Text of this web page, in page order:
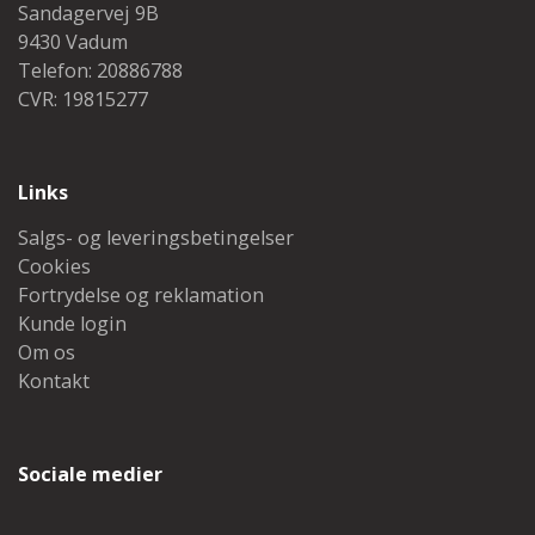
Sandagervej 9B
9430 Vadum
Telefon: 20886788
CVR: 19815277
Links
Salgs- og leveringsbetingelser
Cookies
Fortrydelse og reklamation
Kunde login
Om os
Kontakt
Sociale medier